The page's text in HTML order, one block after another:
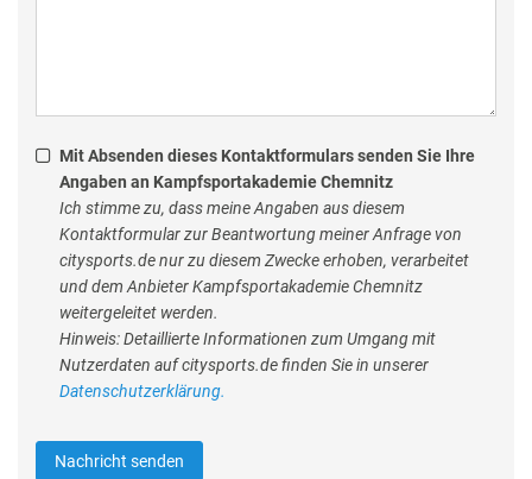
Mit Absenden dieses Kontaktformulars senden Sie Ihre
Angaben an Kampfsportakademie Chemnitz
Ich stimme zu, dass meine Angaben aus diesem
Kontaktformular zur Beantwortung meiner Anfrage von
citysports.de nur zu diesem Zwecke erhoben, verarbeitet
und dem Anbieter Kampfsportakademie Chemnitz
weitergeleitet werden.
Hinweis: Detaillierte Informationen zum Umgang mit
Nutzerdaten auf citysports.de finden Sie in unserer
Datenschutzerklärung.